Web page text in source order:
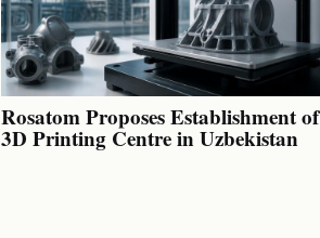
Rosatom Proposes Establishment of
3D Printing Centre in Uzbekistan